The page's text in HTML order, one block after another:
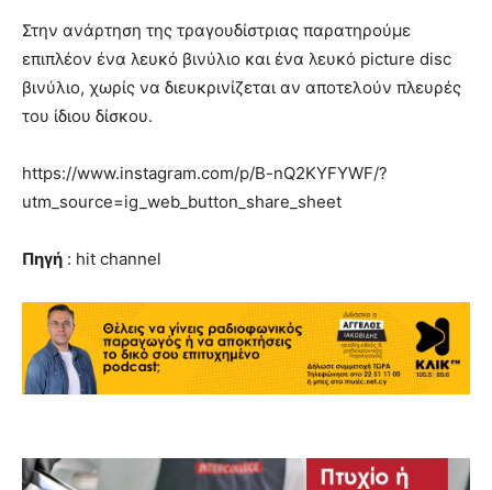
Στην ανάρτηση της τραγουδίστριας παρατηρούμε
επιπλέον ένα λευκό βινύλιο και ένα λευκό picture disc
βινύλιο, χωρίς να διευκρινίζεται αν αποτελούν πλευρές
του ίδιου δίσκου.
https://www.instagram.com/p/B-nQ2KYFYWF/?
utm_source=ig_web_button_share_sheet
Πηγή : hit channel